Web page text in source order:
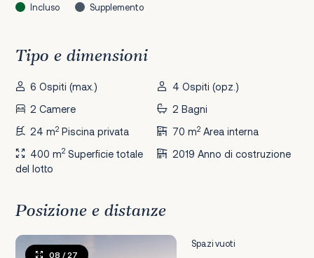
Incluso Supplemento
Tipo e dimensioni
6 Ospiti (max.)
4 Ospiti (opz.)
2 Camere
2 Bagni
24 m2 Piscina privata 70 m2Area interna
400 m2 Superficie totale
del lotto
2019 Anno di costruzione
Posizione e distanze
Spazi vuoti
08 / 27